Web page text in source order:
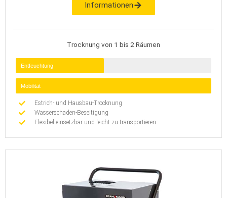
Informationen
Trocknung von 1 bis 2 Räumen
Entfeuchtung
Mobilität
Estrich- und Hausbau-Trocknung
Wasserschaden-Beseitigung
Flexibel einsetzbar und leicht zu transportieren